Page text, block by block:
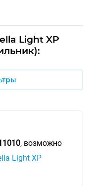
Light XP
, возможно
Light XP